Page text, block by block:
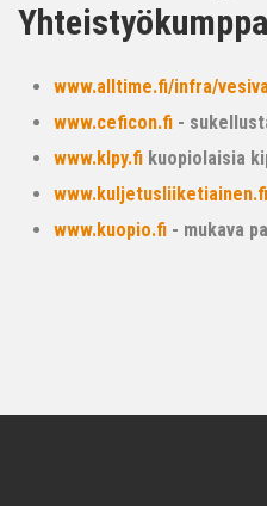
www.alltime.fi/infra/
www.ceficon.fi -
www.klpy.fi kuopiolaisia
www.kuljetusliiketiainen.fi
www.kuopio.fi - mukava